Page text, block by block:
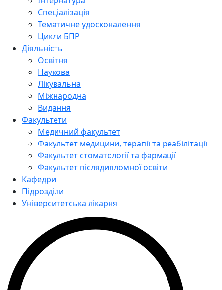
Спеціалізація
Тематичне удосконалення
Цикли БПР
Діяльність
Освітня
Наукова
Лікувальна
Міжнародна
Видання
Факультети
Медичний факультет
Факультет медицини, терапії та реабілітації
Факультет стоматології та фармації
Факультет післядипломної освіти
Кафедри
Підрозділи
Університетська лікарня